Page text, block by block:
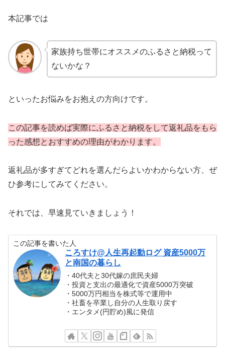
本記事では
家族持ち世帯にオススメのふるさと納税って
ないかな？
といったお悩みをお抱えの方向けです。
この記事を読めば実際にふるさと納税をして返礼品をもら
った感想とおすすめの理由がわかります。
返礼品が多すぎてどれを選んだらよいかわからない方、ぜ
ひ参考にしてみてください。
それでは、早速見ていきましょう！
この記事を書いた人
ころすけ@人生再起動ログ 資産5000万
と南国の暮らし
・40代夫と30代嫁の庶民夫婦
・投資と支出の最適化で資産5000万突破
・5000万円相当を株式等で運用中
・社畜を卒業し自分の人生取り戻す
・エンタメ(円貯め)風に発信